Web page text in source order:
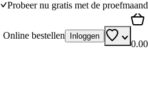
Probeer nu gratis met de proefmaand
Online bestellen Inloggen
0.00